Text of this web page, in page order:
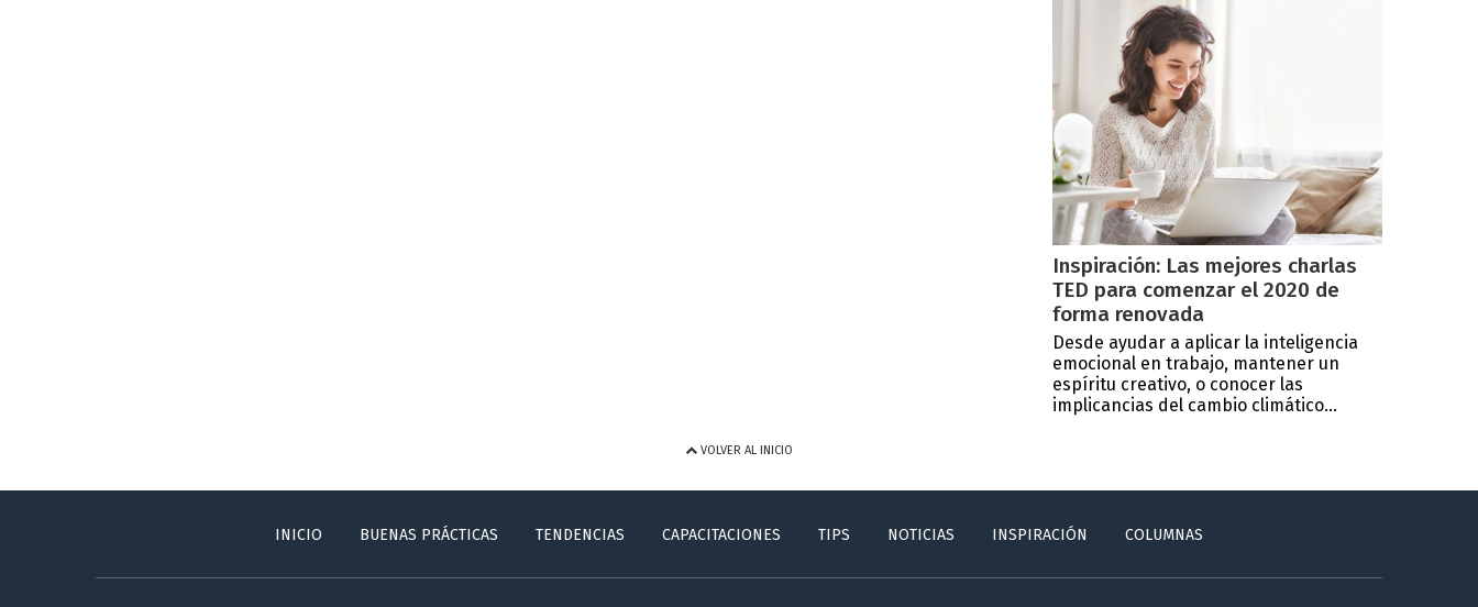
Inspiración: Las mejores charlas
TED para comenzar el 2020 de
forma renovada
Desde ayudar a aplicar la inteligencia
emocional en trabajo, mantener un
espíritu creativo, o conocer las
implicancias del cambio climático...
VOLVER AL INICIO
INICIO BUENAS PRÁCTICAS TENDENCIAS CAPACITACIONES TIPS NOTICIAS INSPIRACIÓN COLUMNAS